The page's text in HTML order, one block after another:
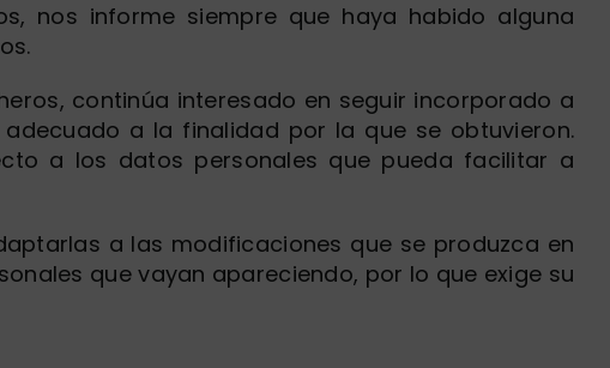
nos informe siempre que haya habido alguna
continúa interesado en seguir incorporado a
a la finalidad por la que se obtuvieron.
a los datos personales que pueda facilitar a
a las modificaciones que se produzca en
que vayan apareciendo, por lo que exige su